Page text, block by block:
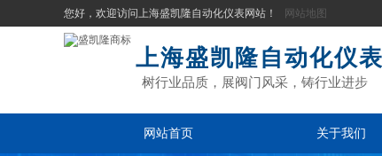
您好，欢迎访问上海盛凯隆自动化仪表网站！ 网站地图
上海盛凯隆自动化仪
树行业品质，展阀门风采，铸行业进步
网站首页 关于我们